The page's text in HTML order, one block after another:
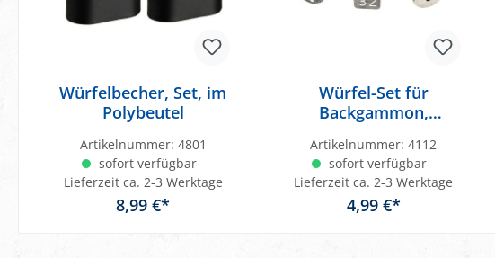
Würfelbecher, Set, im
Polybeutel
Artikelnummer: 4801
sofort verfügbar -
Lieferzeit ca. 2-3 Werktage
8,99 €*
Würfel-Set für
Backgammon,
weiß, 16 mm, 4
Würfel, 1 Doppler
Artikelnummer:4112
sofort verfügbar -
Lieferzeit ca. 2-3 Werktage
4,99 €*